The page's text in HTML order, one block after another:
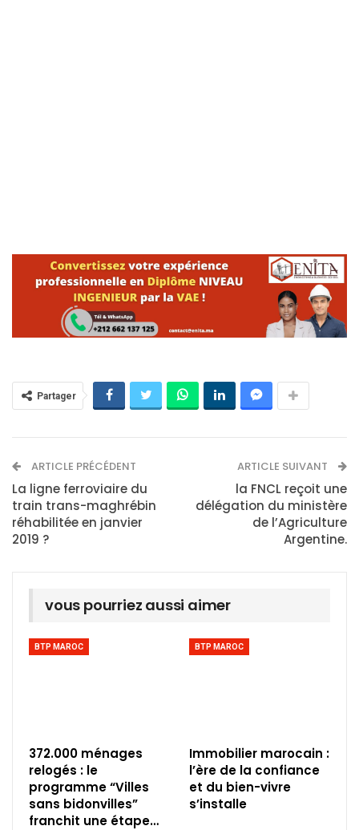
Partager
ARTICLE PRÉCÉDENT
La ligne ferroviaire du
train trans-maghrébin
réhabilitée en janvier
2019 ?
ARTICLE SUIVANT
la FNCL reçoit une
délégation du ministère
de l’Agriculture
Argentine.
vous pourriez aussi aimer
BTP MAROC
372.000 ménages
relogés : le
programme “Villes
sans bidonvilles”
franchit une étape…
BTP MAROC
Immobilier marocain :
l’ère de la confiance
et du bien-vivre
s’installe